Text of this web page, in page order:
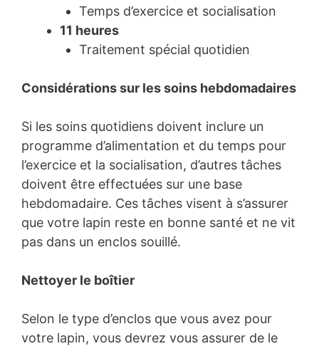
Temps d’exercice et socialisation
11 heures
Traitement spécial quotidien
Considérations sur les soins hebdomadaires
Si les soins quotidiens doivent inclure un
programme d’alimentation et du temps pour
l’exercice et la socialisation, d’autres tâches
doivent être effectuées sur une base
hebdomadaire. Ces tâches visent à s’assurer
que votre lapin reste en bonne santé et ne vit
pas dans un enclos souillé.
Nettoyer le boîtier
Selon le type d’enclos que vous avez pour
votre lapin, vous devrez vous assurer de le